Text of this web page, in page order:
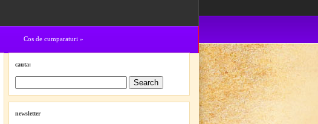
Cos de cumparaturi »
cauta:
newsletter